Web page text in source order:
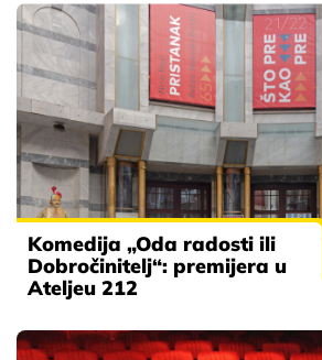
Komedija „Oda radosti ili
Dobročinitelj“: premijera u
Ateljeu 212